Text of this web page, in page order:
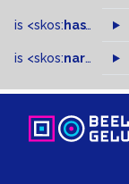
is <skos: hasTopConcept
is <skos:narrowMatch